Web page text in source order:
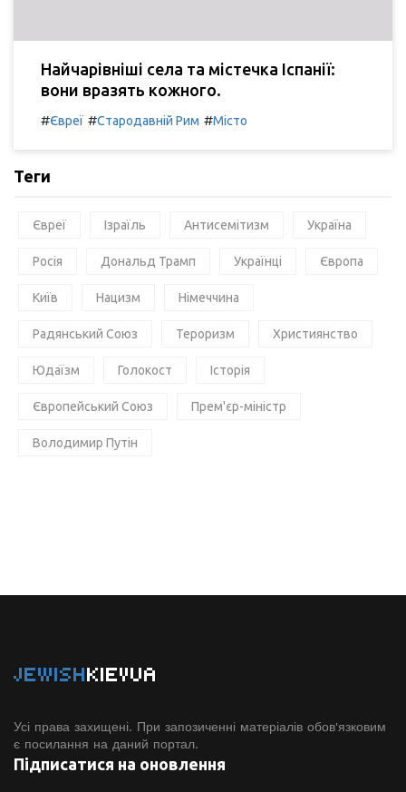
Найчарівніші села та містечка Іспанії:
вони вразять кожного.
#Євреї #Стародавній Рим #Місто
Теги
Євреї Ізраїль Антисемітизм Україна
Росія Дональд Трамп Українці Європа
Київ Нацизм Німеччина
Радянський Союз Тероризм Християнство
Юдаїзм Голокост Історія
Європейський Союз Прем'єр-міністр
Володимир Путін
JEWISHKIEVUA
Усі права захищені. При запозиченні матеріалів обов'язковим
є посилання на даний портал.
Підписатися на оновлення